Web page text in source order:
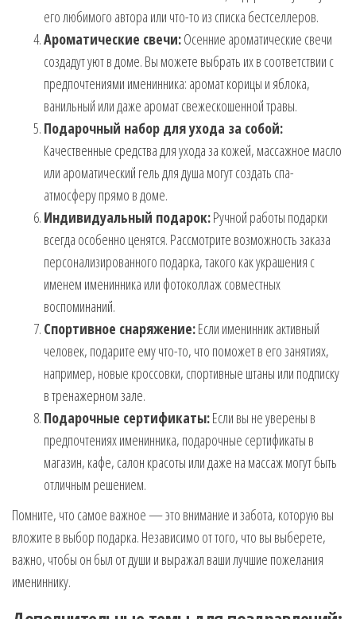
его любимого автора или что-то из списка бестселлеров.
Ароматические свечи:Осенние ароматические свечи
создадут уют в доме. Вы можете выбрать их в соответствии с
предпочтениями именинника: аромат корицы и яблока,
ванильный или даже аромат свежескошенной травы.
Подарочный набор для ухода за собой:
Качественные средства для ухода за кожей, массажное масло
или ароматический гель для душа могут создать спа-
атмосферу прямо в доме.
Индивидуальный подарок:Ручной работы подарки
всегда особенно ценятся. Рассмотрите возможность заказа
персонализированного подарка, такого как украшения с
именем именинника или фотоколлаж совместных
воспоминаний.
Спортивное снаряжение:Если именинник активный
человек, подарите ему что-то, что поможет в его занятиях,
например, новые кроссовки, спортивные штаны или подписку
в тренажерном зале.
Подарочные сертификаты:Если вы не уверены в
предпочтениях именинника, подарочные сертификаты в
магазин, кафе, салон красоты или даже на массаж могут быть
отличным решением.
Помните, что самое важное — это внимание и забота, которую вы
вложите в выбор подарка. Независимо от того, что вы выберете,
важно, чтобы он был от души и выражал ваши лучшие пожелания
имениннику.